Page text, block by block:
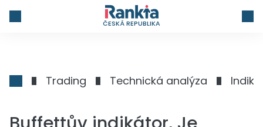
ČESKÁ REPUBLIKA
Trading Technická analýza